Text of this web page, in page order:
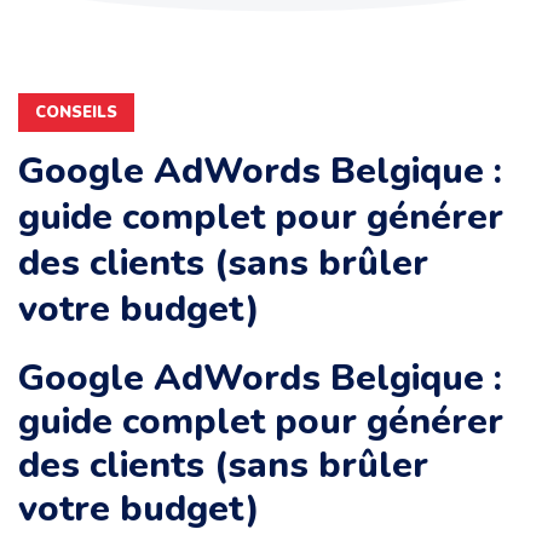
CONSEILS
Google AdWords Belgique :
guide complet pour générer
des clients (sans brûler
votre budget)
Google AdWords Belgique :
guide complet pour générer
des clients (sans brûler
votre budget)